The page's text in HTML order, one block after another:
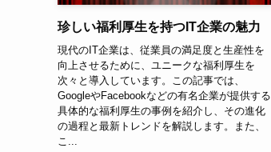
珍しい福利厚生を持つIT企業の魅力
現代のIT企業は、従業員の満足度と生産性を
向上させるために、ユニークな福利厚生を
次々と導入しています。この記事では、
GoogleやFacebookなどの有名企業が提供する
具体的な福利厚生の事例を紹介し、その進化
の過程と最新トレンドを解説します。また、
こ...